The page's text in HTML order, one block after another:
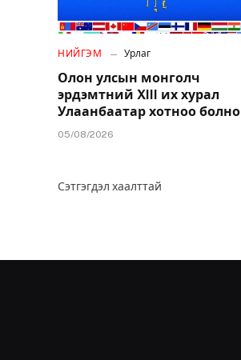
НИЙГЭМ Урлаг
Олон улсын монголч
эрдэмтний XIII их хурал
Улаанбаатар хотноо болно
05/08/2026
Сэтгэгдэл хаалттай